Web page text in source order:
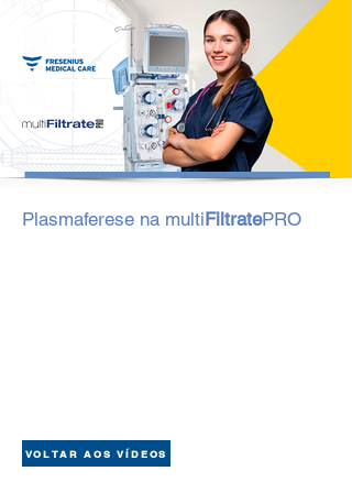
Plasmaferese na multiFiltratePRO
VOLTAR AOS VÍDEOS